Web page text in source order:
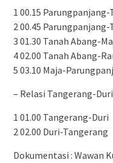
1 00.15 Parungpanjang-
2 00.45 Parungpanjang-
3 01.30 Tanah Abang-
4 02.00 Tanah Abang-
5 03.10 Maja-
– Relasi Tangerang-Duri
1 01.00 Tangerang-Duri
2 02.00 Duri-Tangerang
Dokumentasi : Wawan